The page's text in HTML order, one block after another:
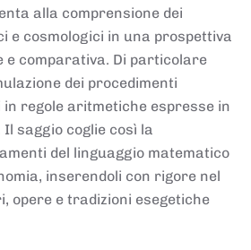
alla comprensione dei
e cosmologici in una prospettiva
e comparativa. Di particolare
dei procedimenti
regole aritmetiche espresse in
saggio coglie così la
del linguaggio matematico
inserendoli con rigore nel
opere e tradizioni esegetiche